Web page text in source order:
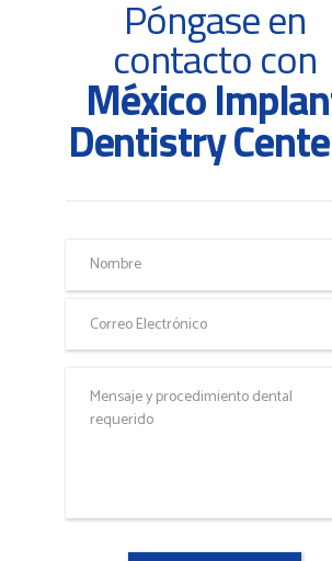
Póngase en
contacto con
México
Dentistry